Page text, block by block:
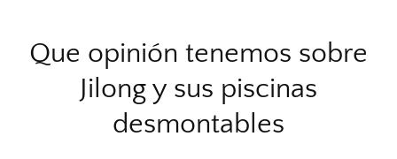
Que opinión tenemos sobre
Jilong y sus piscinas
desmontables